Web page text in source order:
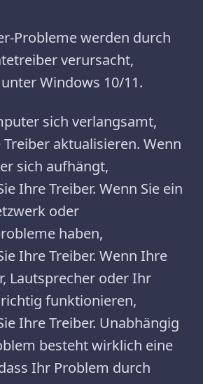
Probleme werden durch
verursacht,
Windows 10/11.
sich verlangsamt,
aktualisieren. Wenn
sich aufhängt,
Ihre Treiber. Wenn Sie ein
oder
haben,
Ihre Treiber. Wenn Ihre
Lautsprecher oder Ihr
funktionieren,
Ihre Treiber. Unabhängig
besteht wirklich eine
Ihr Problem durch